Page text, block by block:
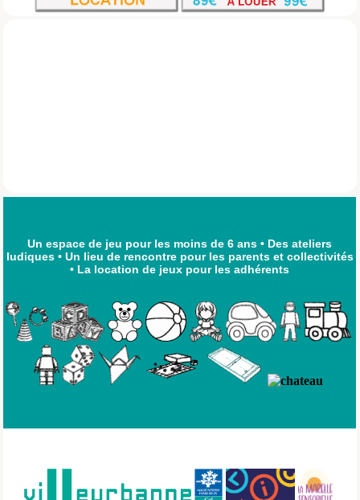
Un espace de jeu pour les moins de 6 ans• Des ateliers
ludiques •Un lieu de rencontre pour les parents et collectivités
• La location de jeux pour les adhérents